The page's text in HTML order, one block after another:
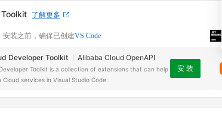
了解更多
安装之前，确保已创建VS Code
Developer Toolkit Alibaba Cloud OpenAPI
Toolkit is a collection of extensions that can help
Cloud services in Visual Studio Code.
安 装